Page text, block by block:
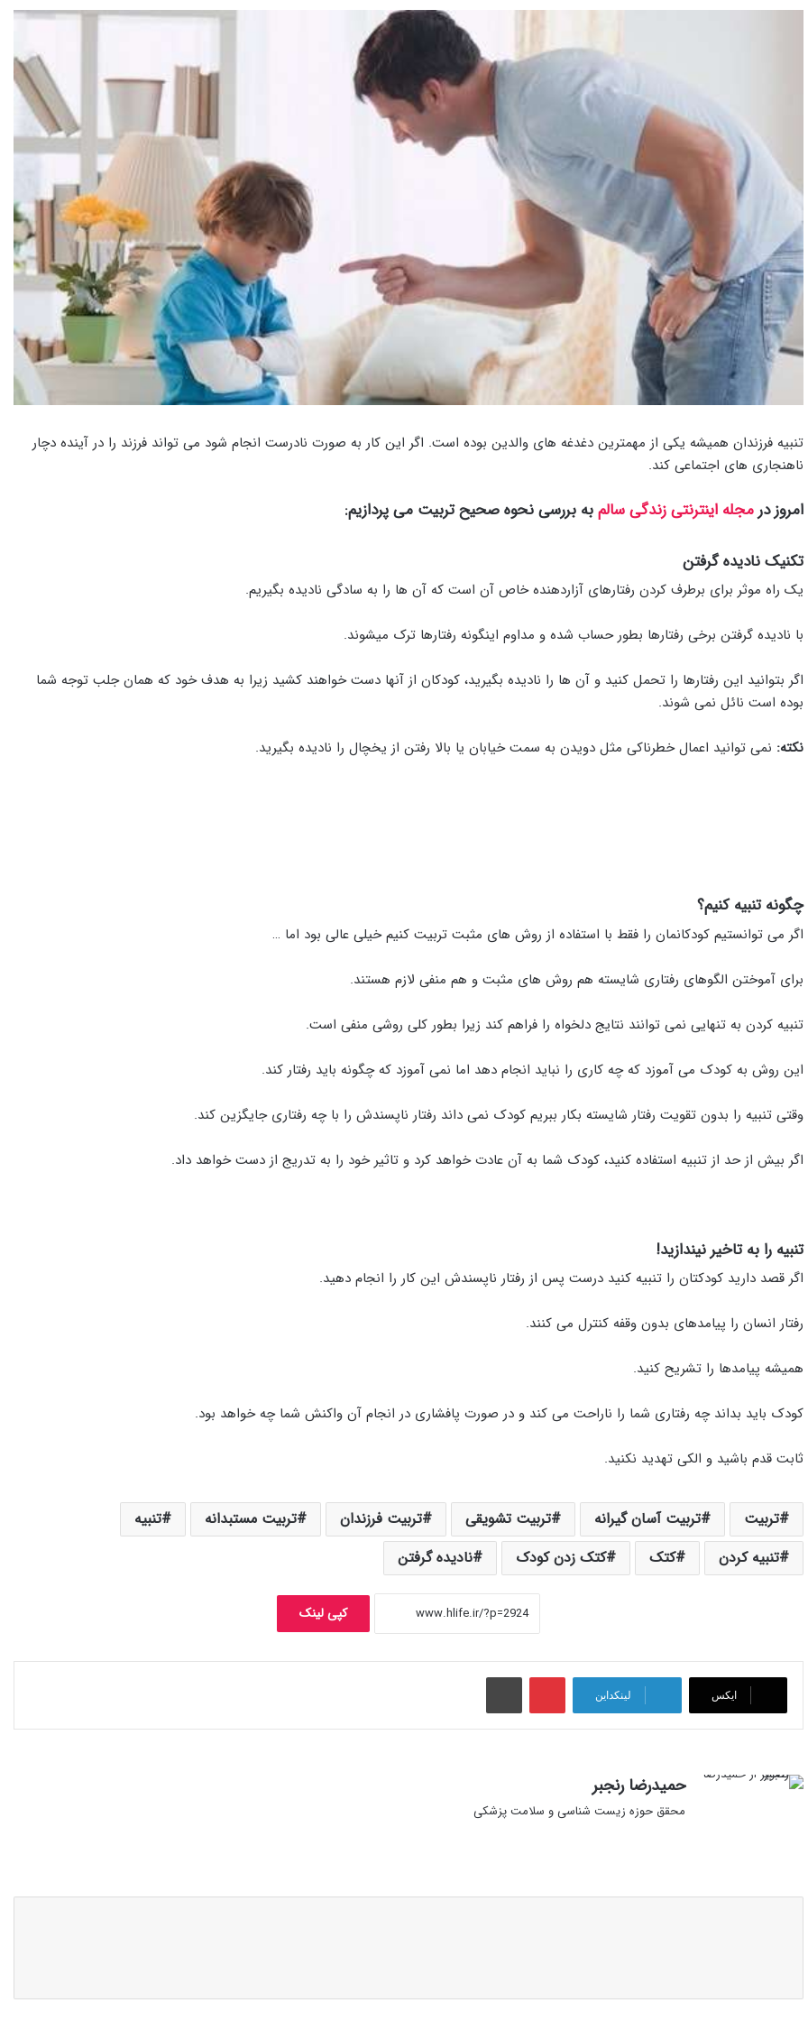
تنبیه فرزندان همیشه یکی از مهمترین دغدغه های والدین بوده است. اگر این کار به صورت نادرست انجام شود می تواند فرزند را در آینده دچار
ناهنجاری های اجتماعی کند.
امروز درمجله اینترنتی زندگی سالمبه بررسی نحوه صحیح تربیت می پردازیم:
تکنیک نادیده گرفتن
یک راه موثر برای برطرف کردن رفتارهای آزاردهنده خاص آن است که آن ها را به سادگی نادیده بگیریم.
با نادیده گرفتن برخی رفتارها بطور حساب شده و مداوم اینگونه رفتارها ترک میشوند.
اگر بتوانید این رفتارها را تحمل کنید و آن ها را نادیده بگیرید،‌ کودکان از آنها دست خواهند کشید زیرا به هدف خود که همان جلب توجه شما
بوده است نائل نمی شوند.
نکته: نمی توانید اعمال خطرناکی مثل دویدن به سمت خیابان یا بالا رفتن از یخچال را نادیده بگیرید.
چگونه تنبیه کنیم؟
اگر می توانستیم کودکانمان را فقط با استفاده از روش های مثبت تربیت کنیم خیلی عالی بود اما …
برای آموختن الگوهای رفتاری شایسته هم روش های مثبت و هم منفی لازم هستند.
تنبیه کردن به تنهایی نمی توانند نتایج دلخواه را فراهم کند زیرا بطور کلی روشی منفی است.
این روش به کودک می آموزد که چه کاری را نباید انجام دهد اما نمی آموزد که چگونه باید رفتار کند.
وقتی تنبیه را بدون تقویت رفتار شایسته بکار ببریم کودک نمی داند رفتار ناپسندش را با چه رفتاری جایگزین کند.
اگر بیش از حد از تنبیه استفاده کنید، کودک شما به آن عادت خواهد کرد و تاثیر خود را به تدریج از دست خواهد داد.
تنبیه را به تاخیر نیندازید!
اگر قصد دارید کودکتان را تنبیه کنید درست پس از رفتار ناپسندش این کار را انجام دهید.
رفتار انسان را پیامدهای بدون وقفه کنترل می کنند.
همیشه پیامدها را تشریح کنید.
کودک باید بداند چه رفتاری شما را ناراحت می کند و در صورت پافشاری در انجام آن واکنش شما چه خواهد بود.
ثابت قدم باشید و الکی تهدید نکنید.
تربیت تربیت آسان گیرانه تربیت تشویقی تربیت فرزندان تربیت مستبدانه
تنبیه
تنبیه کردن
کتک کتک زدن کودک نادیده گرفتن
کپی لینک
ایکس لینکداین
پینتریست
حمیدرضا رنجبر
محقق حوزه زیست شناسی و سلامت پزشکی